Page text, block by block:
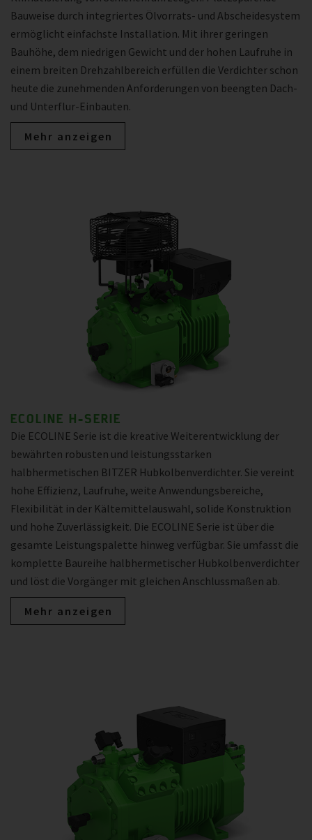
Bauweise durch integriertes Ölvorrats- und Abscheidesystem
ermöglicht einfachste Installation. Mit ihrer geringen
Bauhöhe, dem niedrigen Gewicht und der hohen Laufruhe in
einem breiten Drehzahlbereich erfüllen die Verdichter schon
heute die zunehmenden Anforderungen von beengten Dach-
und Unterflur-Einbauten.
Mehr anzeigen
ECOLINE H-SERIE
Die ECOLINE Serie ist die kreative Weiterentwicklung der
bewährten robusten und leistungsstarken
halbhermetischen BITZER Hubkolbenverdichter. Sie vereint
hohe Effizienz, Laufruhe, weite Anwendungsbereiche,
Flexibilität in der Kältemittelauswahl, solide Konstruktion
und hohe Zuverlässigkeit. Die ECOLINE Serie ist über die
gesamte Leistungspalette hinweg verfügbar. Sie umfasst die
komplette Baureihe halbhermetischer Hubkolbenverdichter
und löst die Vorgänger mit gleichen Anschlussmaßen ab.
Mehr anzeigen